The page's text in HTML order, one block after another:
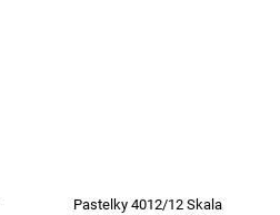
Pastelky 4012/12 Skala